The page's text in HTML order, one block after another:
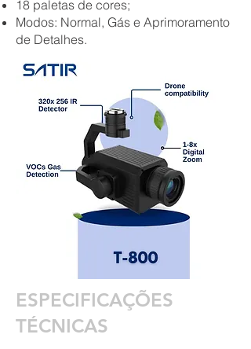
18 paletas de cores;
Modos: Normal, Gás e Aprimoramento
de Detalhes.
ESPECIFICAÇÕES
TÉCNICAS